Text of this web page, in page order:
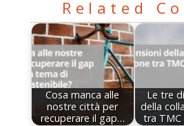
Related
Cosa manca alle
nostre città per
recuperare il gap…
Le tre
della
tra TMC